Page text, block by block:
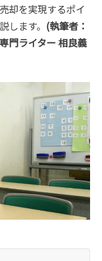
却を実現するポイ
します。 (執筆者：
門ライター 相良義